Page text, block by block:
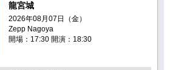
龍宮城
2026年08月07日（金）
Zepp Nagoya
開場：17:30 開演：18:30